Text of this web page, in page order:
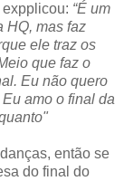
“É um
HQ, mas faz
ele traz os
que faz o
Eu não quero
amo o final da
então se
do final do